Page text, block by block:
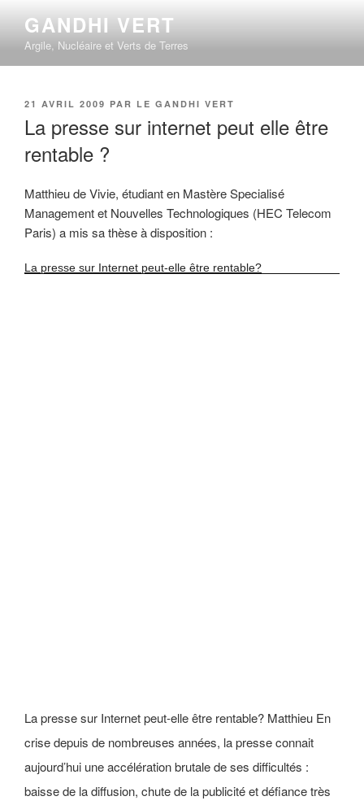
contenu
principal
GANDHI VERT
Argile, Nucléaire et Verts de Terres
PUBLIÉ
21 AVRIL 2009 PAR LE GANDHI VERT
La presse sur internet peut elle être
rentable ?
Matthieu de Vivie, étudiant en Mastère Specialisé
Management et Nouvelles Technologiques (HEC Telecom
Paris) a mis sa thèse à disposition :
La presse sur Internet peut-elle être rentable?
La presse sur Internet peut-elle être rentable? Matthieu En
crise depuis de nombreuses années, la presse connait
aujourd’hui une accélération brutale de ses difficultés :
baisse de la diffusion, chute de la publicité et défiance très